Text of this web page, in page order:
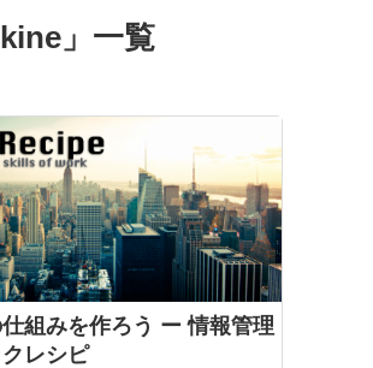
」 一覧
組みを作ろう ー 情報管理
レシピ